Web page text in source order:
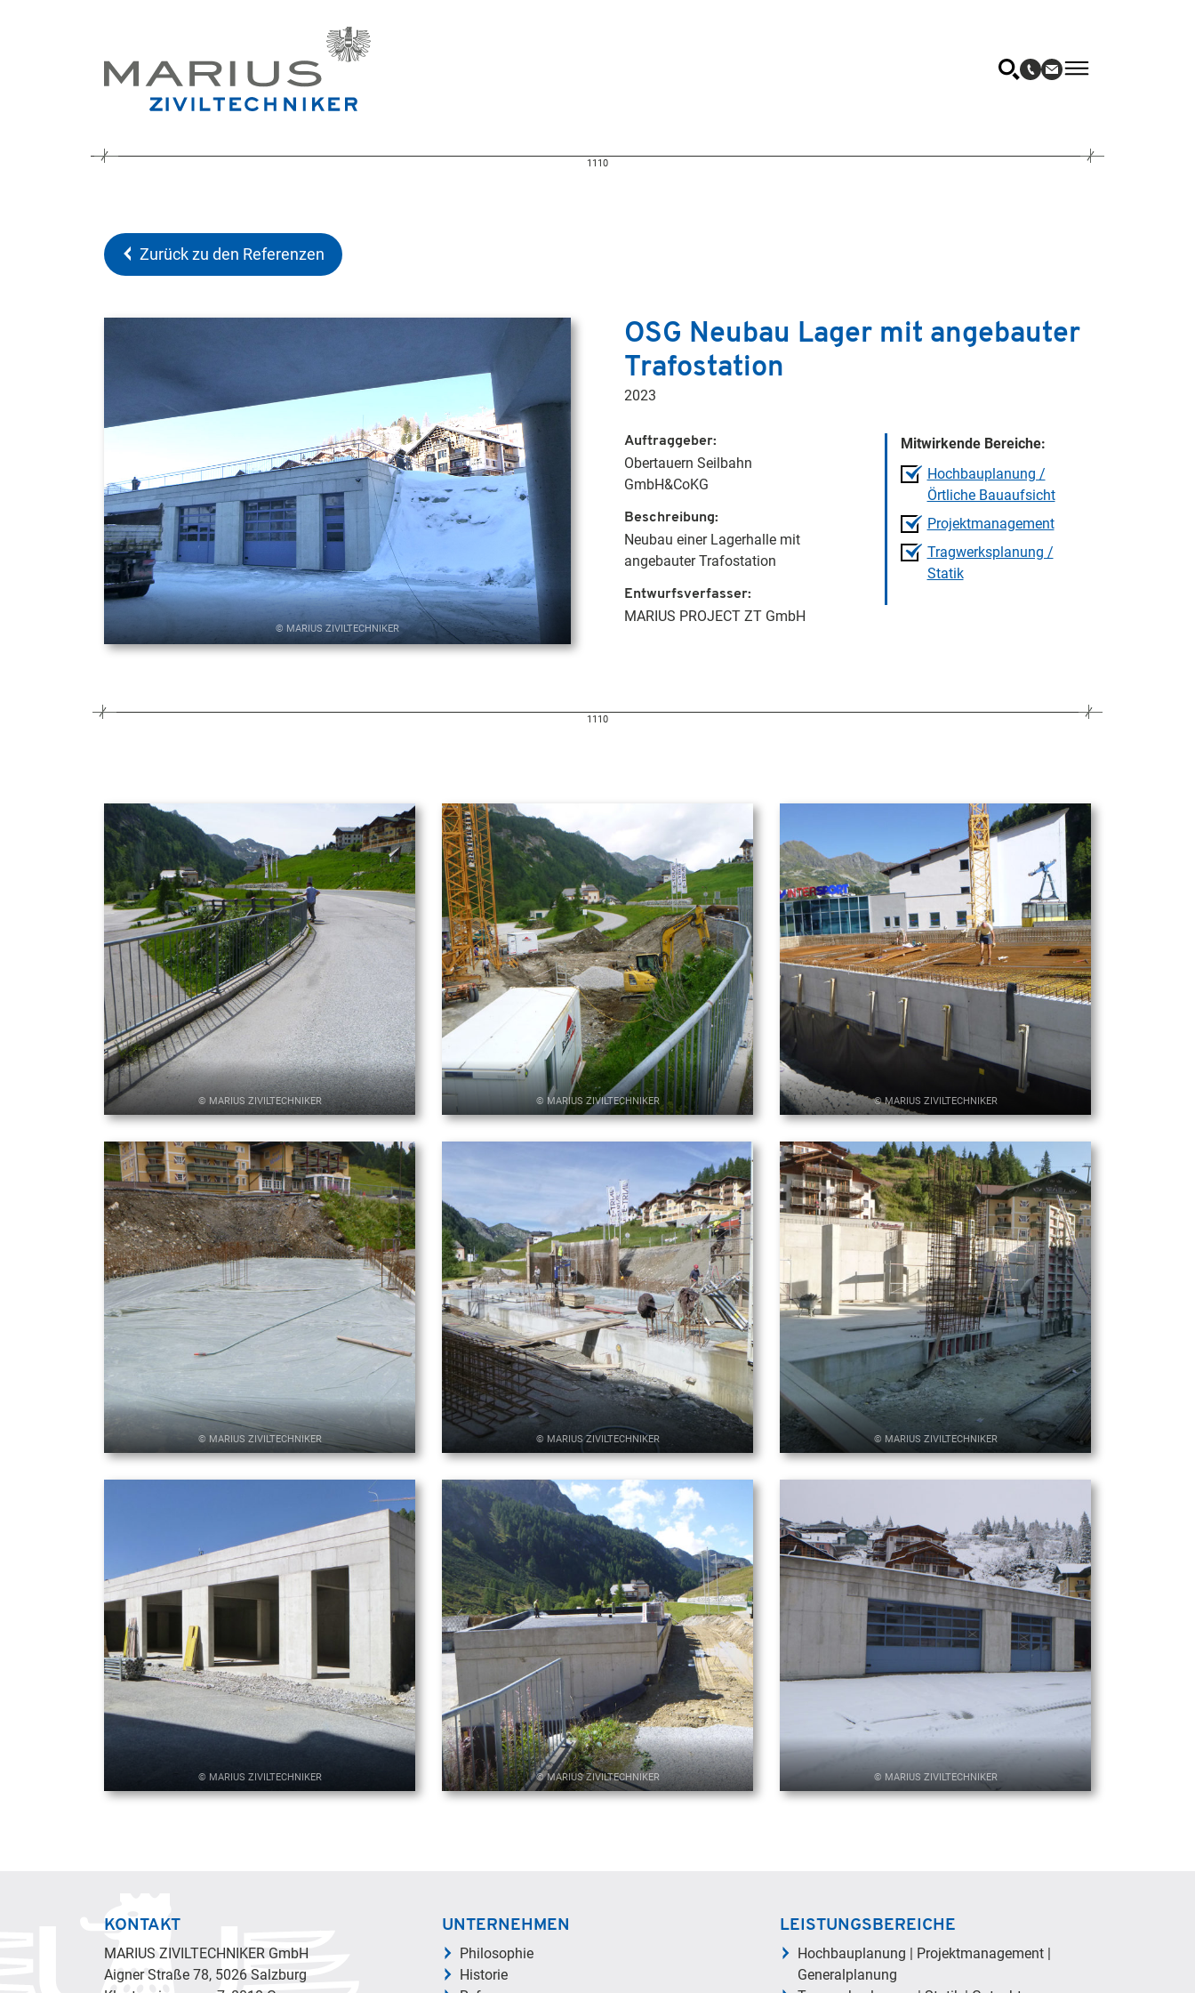
1110
Zurück zu den Referenzen
© MARIUS ZIVILTECHNIKER
OSG Neubau Lager mit angebauter
Trafostation
2023
Auftraggeber
Obertauern Seilbahn
GmbH&CoKG
Beschreibung
Neubau einer Lagerhalle mit
angebauter Trafostation
Entwurfsverfasser
MARIUS PROJECT ZT GmbH
Mitwirkende Bereiche:
Hochbauplanung /
Örtliche Bauaufsicht
Projektmanagement
Tragwerksplanung /
Statik
1110
© MARIUS ZIVILTECHNIKER © MARIUS ZIVILTECHNIKER © MARIUS ZIVILTECHNIKER
© MARIUS ZIVILTECHNIKER © MARIUS ZIVILTECHNIKER © MARIUS ZIVILTECHNIKER
© MARIUS ZIVILTECHNIKER © MARIUS ZIVILTECHNIKER © MARIUS ZIVILTECHNIKER
KONTAKT
MARIUS ZIVILTECHNIKER GmbH
Aigner Straße 78, 5026 Salzburg
UNTERNEHMEN
Philosophie
Historie
LEISTUNGSBEREICHE
Hochbauplanung | Projektmanagement |
Generalplanung